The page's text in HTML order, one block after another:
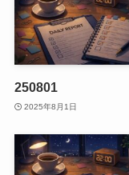
250801
2025年8月1日